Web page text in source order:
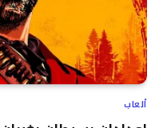
ألعاب